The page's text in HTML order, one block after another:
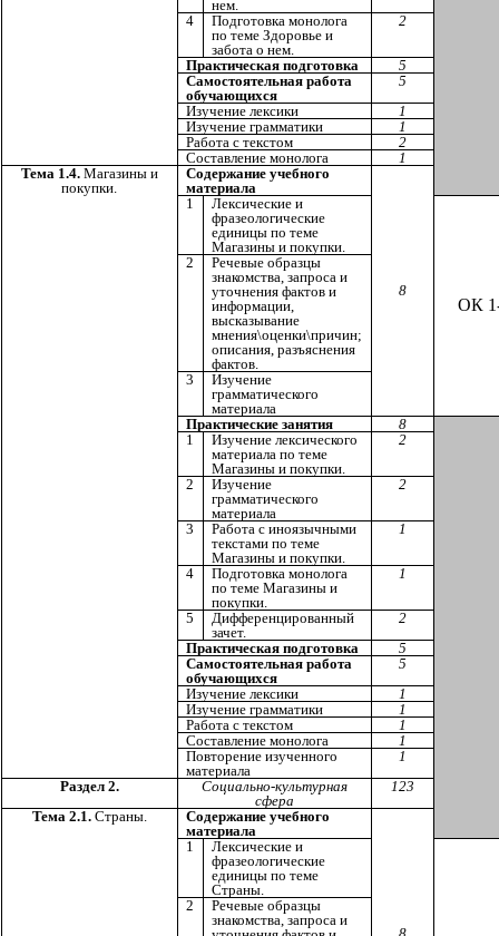
нем.
4
Подготовка монолога
по теме Здоровье и
забота о нем.
2
Практическая подготовка
5
Самостоятельная работа
обучающихся
5
Изучение лексики
1
Изучение грамматики
1
Работа с текстом
2
Составление монолога
1
Тема 1.4. Магазины и
покупки.
Содержание учебного
материала
8
1
Лексические и
фразеологические
единицы по теме
Магазины и покупки.
ОК
2
Речевые образцы
знакомства, запроса и
уточнения фактов и
информации,
высказывание
мнения\оценки\причин;
описания, разъяснения
фактов.
3
Изучение
грамматического
материала
Практические занятия
8
1
Изучение лексического
материала по теме
Магазины и покупки.
2
2
Изучение
грамматического
материала
2
3
Работа с иноязычными
текстами по теме
Магазины и покупки.
1
4
Подготовка монолога
по теме Магазины и
покупки.
1
5
Дифференцированный
зачет.
2
Практическая подготовка
5
Самостоятельная работа
обучающихся
5
Изучение лексики
1
Изучение грамматики
1
Работа с текстом
1
Составление монолога
1
Повторение изученного
материала
1
Раздел 2.
Социально-культурная
сфера
123
Тема 2.1. Страны.
Содержание учебного
материала
1
Лексические и
фразеологические
единицы по теме
Страны.
2
Речевые образцы
знакомства, запроса и